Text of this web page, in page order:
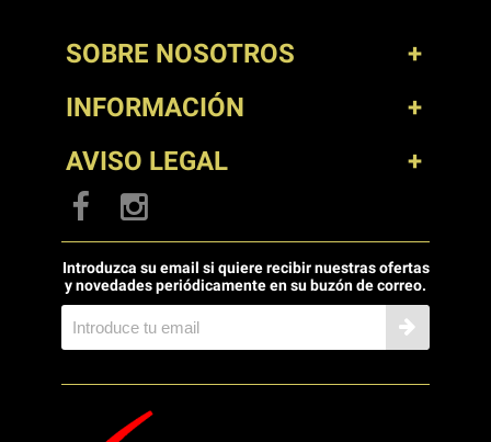
SOBRE NOSOTROS
INFORMACIÓN
AVISO LEGAL
Introduzca su email si quiere recibir nuestras ofertas
y novedades periódicamente en su buzón de correo.